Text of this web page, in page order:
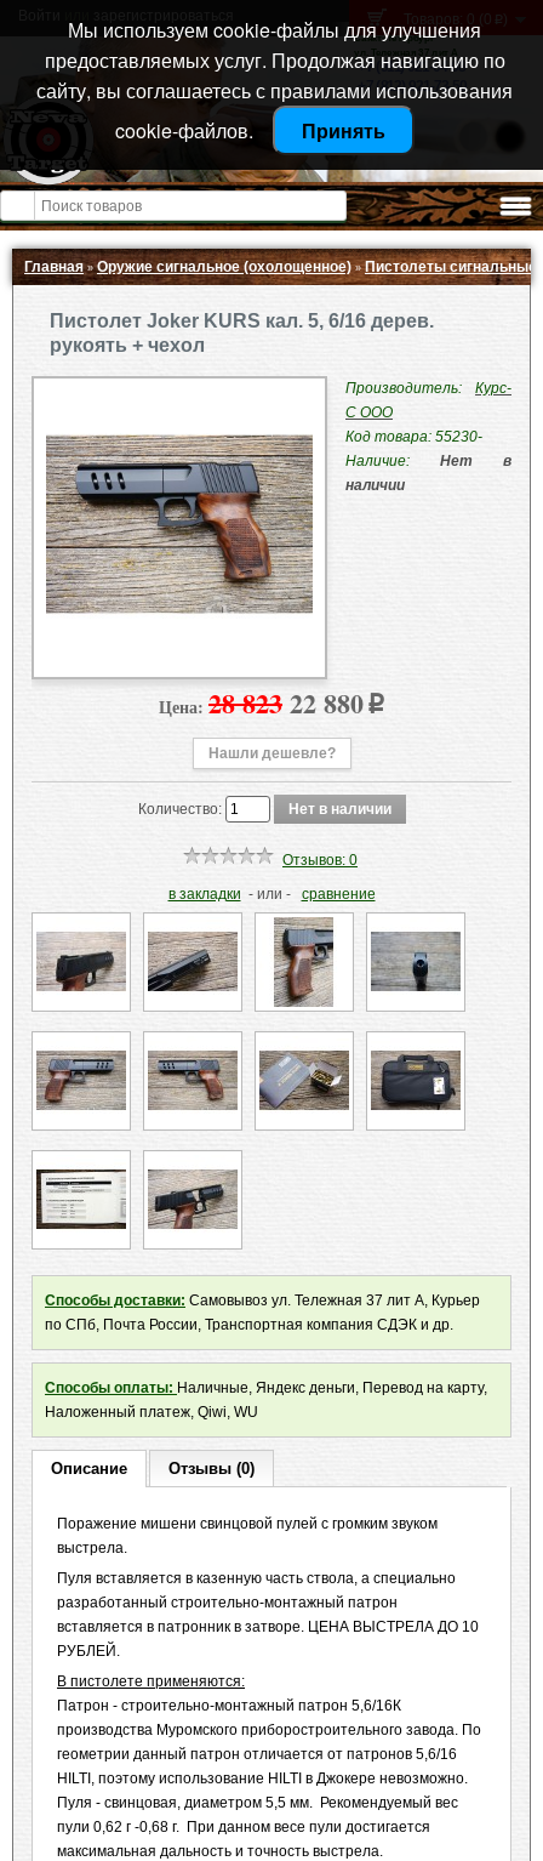
Санкт-Петербург
ул. Тележная 37 лит А
+7 (911) 021-04-08
+7 (812) 921-73-50
Товаров: 0 (0 p )
Открыть меню
Главная»Оружие сигнальное (охолощенное) » Пистолеты сигнальные
Пистолет Joker KURS кал. 5, 6/16 дерев.
рукоять + чехол
Производитель:
Курс-
С ООО
Код товара: 55230-
Наличие: Нет в
наличии
Цена: 28 82322 880 p
Нашли дешевле?
Количество:
Отзывов: 0
в закладки - или - сравнение
Способы доставки: Самовывоз ул. Тележная 37 лит А, Курьер
по СПб, Почта России, Транспортная компания СДЭК и др.
Способы оплаты: Наличные, Яндекс деньги, Перевод на карту,
Наложенный платеж, Qiwi, WU
Описание Отзывы (0)
Поражение мишени свинцовой пулей c громким звуком
выстрела.
Пуля вставляется в казенную часть ствола, а специально
разработанный строительно-монтажный патрон
вставляется в патронник в затворе. ЦЕНА ВЫСТРЕЛА ДО 10
РУБЛЕЙ.
В пистолете применяются:
Патрон - строительно-монтажный патрон 5,6/16К
производства Муромского приборостроительного завода. По
геометрии данный патрон отличается от патронов 5,6/16
HILTI, поэтому использование HILTI в Джокере невозможно.
Пуля - свинцовая, диаметром 5,5 мм. Рекомендуемый вес
пули 0,62 г -0,68 г. При данном весе пули достигается
максимальная дальность и точность выстрела.
Мы используем cookie-файлы для улучшения
предоставляемых услуг. Продолжая навигацию по
сайту, вы соглашаетесь с правилами использования
cookie-файлов.
Принять